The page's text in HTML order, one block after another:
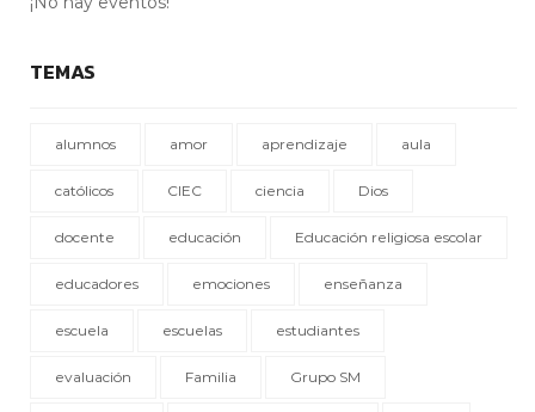
TEMAS
alumnos amor aprendizaje aula
católicos CIEC ciencia Dios
docente educación Educación religiosa escolar
educadores emociones enseñanza
escuela escuelas estudiantes
evaluación Familia Grupo SM